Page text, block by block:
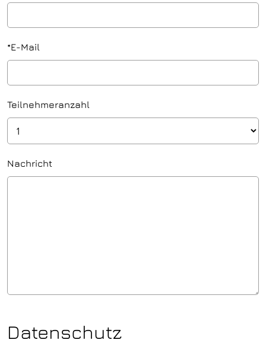
*E-Mail
Teilnehmeranzahl
Nachricht
Datenschutz